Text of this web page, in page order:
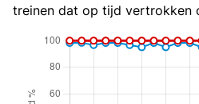
treinen dat op tijd vertrokken